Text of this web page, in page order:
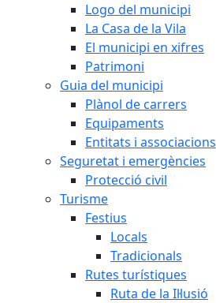
Logo del municipi
La Casa de la Vila
El municipi en xifres
Patrimoni
Guia del municipi
Plànol de carrers
Equipaments
Entitats i associacions
Seguretat i emergències
Protecció civil
Turisme
Festius
Locals
Tradicionals
Rutes turístiques
Ruta de la Il·lusió